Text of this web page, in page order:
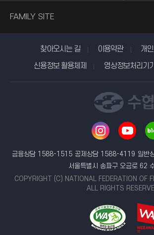
FAMILY SITE
찾아오시는 길 이용약관
개
신용정보 활용체제
영상정보처리기
금융상담 1588-1515 공제상담 1588-4119 일반
서울특별시 송파구 오금로 62
COPYRIGHT (C) NATIONAL FEDERATION OF
ALL RIGHTS